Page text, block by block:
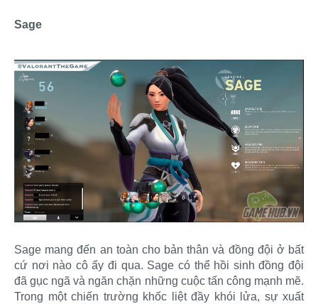
Sage
Sage mang đến an toàn cho bản thân và đồng đội ở bất
cứ nơi nào cô ấy đi qua. Sage có thể hồi sinh đồng đội
đã gục ngã và ngăn chặn những cuộc tấn công mạnh mẽ.
Trong một chiến trường khốc liệt đầy khói lửa, sự xuất